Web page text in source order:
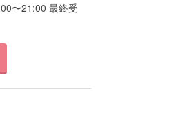
〜21:00 最終受